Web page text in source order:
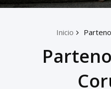
Inicio